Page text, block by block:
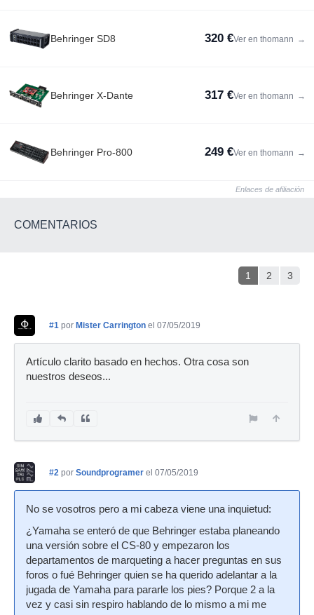
Behringer SD8 320 €Ver en thomann →
Behringer X-Dante 317 €Ver en thomann →
Behringer Pro-800 249 €Ver en thomann →
Enlaces de afiliación
COMENTARIOS
1 2 3
#1 por Mister Carrington el 07/05/2019
Artículo clarito basado en hechos. Otra cosa son
nuestros deseos...
#2 por Soundprogramer el 07/05/2019
No se vosotros pero a mi cabeza viene una inquietud:
¿Yamaha se enteró de que Behringer estaba planeando
una versión sobre el CS-80 y empezaron los
departamentos de marqueting a hacer preguntas en sus
foros o fué Behringer quien se ha querido adelantar a la
jugada de Yamaha para pararle los pies? Porque 2 a la
vez y casi sin respiro hablando de lo mismo a mi me